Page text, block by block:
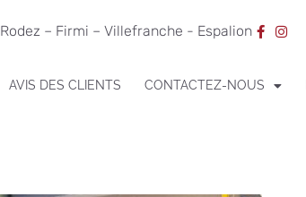
Rodez – Firmi – Villefranche - Espalion
AVIS DES CLIENTS CONTACTEZ-NOUS